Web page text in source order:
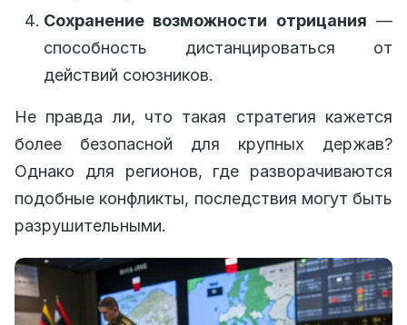
Сохранение возможности отрицания —
способность дистанцироваться от
действий союзников.
Не правда ли, что такая стратегия кажется
более безопасной для крупных держав?
Однако для регионов, где разворачиваются
подобные конфликты, последствия могут быть
разрушительными.